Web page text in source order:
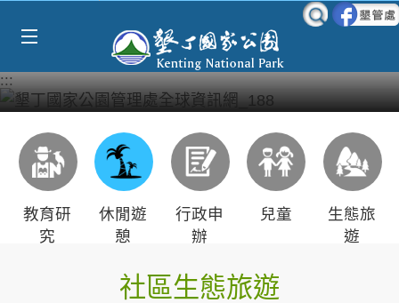
:::
教育研
究
休閒遊
憩
行政申
辦
兒童
生態旅
遊
社區生態旅遊